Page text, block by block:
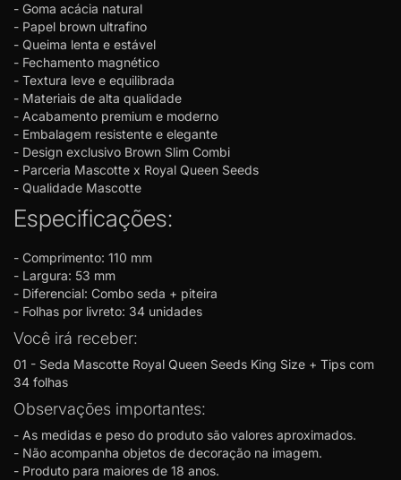
- Goma acácia natural
- Papel brown ultrafino
- Queima lenta e estável
- Fechamento magnético
- Textura leve e equilibrada
- Materiais de alta qualidade
- Acabamento premium e moderno
- Embalagem resistente e elegante
- Design exclusivo Brown Slim Combi
- Parceria Mascotte x Royal Queen Seeds
- Qualidade Mascotte
Especificações:
- Comprimento: 110 mm
- Largura: 53 mm
- Diferencial: Combo seda + piteira
- Folhas por livreto: 34 unidades
Você irá receber:
01 - Seda Mascotte Royal Queen Seeds King Size + Tips com
34 folhas
Observações importantes:
- As medidas e peso do produto são valores aproximados.
- Não acompanha objetos de decoração na imagem.
- Produto para maiores de 18 anos.